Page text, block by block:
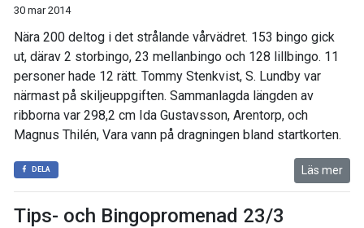
30 mar 2014
Nära 200 deltog i det strålande vårvädret. 153 bingo gick
ut, därav 2 storbingo, 23 mellanbingo och 128 lillbingo. 11
personer hade 12 rätt. Tommy Stenkvist, S. Lundby var
närmast på skiljeuppgiften. Sammanlagda längden av
ribborna var 298,2 cm Ida Gustavsson, Arentorp, och
Magnus Thilén, Vara vann på dragningen bland startkorten.
DELA Läs mer
Tips- och Bingopromenad 23/3